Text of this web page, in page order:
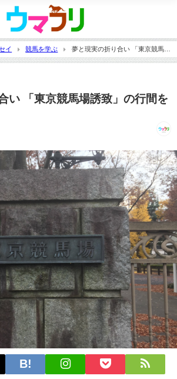
イ 競馬を学ぶ
夢と現実の折り合い 「東京競馬場
い 「東京競馬場誘致」の行間を